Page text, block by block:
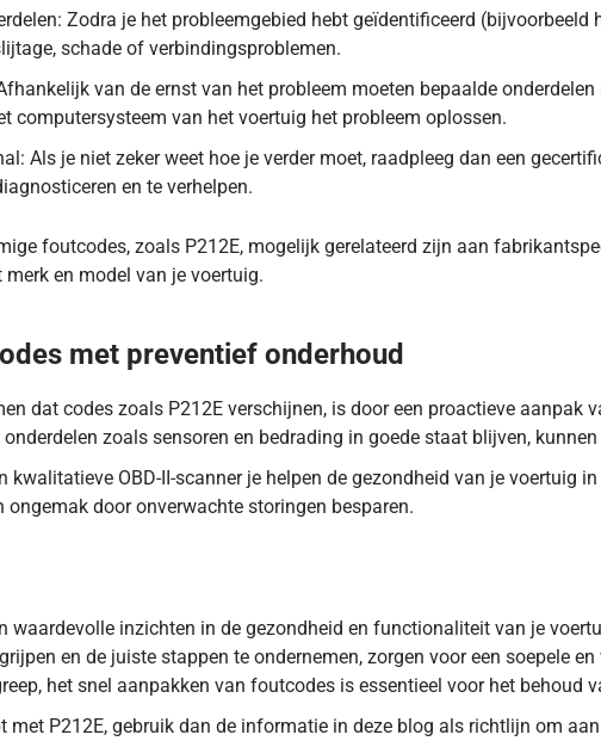
Zodra je het probleemgebied hebt geïdentificeerd
schade of verbindingsproblemen.
van de ernst van het probleem moeten bepaalde
computersysteem van het voertuig het probleem oplossen.
Als je niet zeker weet hoe je verder moet, raadpleeg dan een
en te verhelpen.
foutcodes, zoals P212E, mogelijk gerelateerd zijn aan
en model van je voertuig.
met preventief onderhoud
dat codes zoals P212E verschijnen, is door een proactieve aanpak
zoals sensoren en bedrading in goede staat blijven,
kwalitatieve OBD-II-scanner je helpen de gezondheid van je voertuig
ongemak door onverwachte storingen besparen.
waardevolle inzichten in de gezondheid en functionaliteit van je
en de juiste stappen te ondernemen, zorgen voor een soepele
het snel aanpakken van foutcodes is essentieel voor het behoud
met P212E, gebruik dan de informatie in deze blog als richtlijn om